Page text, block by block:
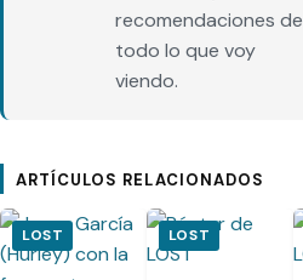
recomendaciones de
todo lo que voy
viendo.
ARTÍCULOS RELACIONADOS
LOST LOST